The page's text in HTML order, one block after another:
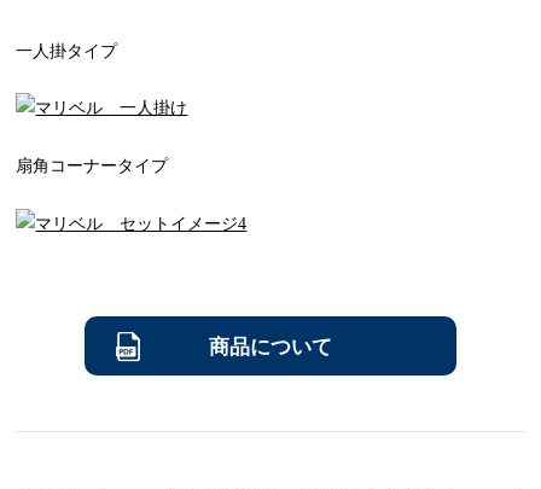
一人掛タイプ
扇角コーナータイプ
商品について